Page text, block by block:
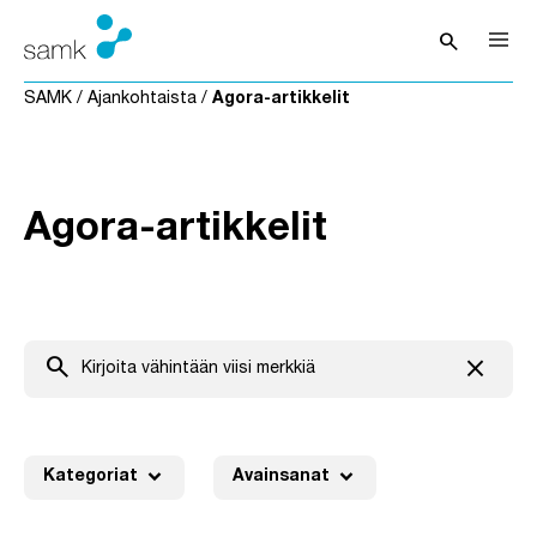
Siirry sisältöön
searchAvaa haku
SAMK / Ajankohtaista / Agora-artikkelit
Agora-artikkelit
search close
Kategoriat expand_more Avainsanat expand_more